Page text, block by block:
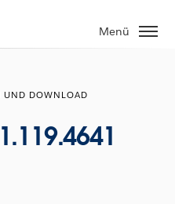
Menü
UND DOWNLOAD